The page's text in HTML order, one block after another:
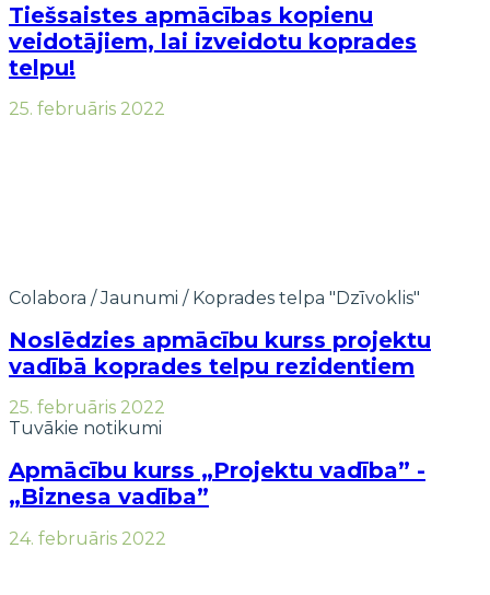
Tiešsaistes apmācības kopienu
veidotājiem, lai izveidotu koprades
telpu!
25. februāris 2022
Colabora /Jaunumi / Koprades telpa "Dzīvoklis"
Noslēdzies apmācību kurss projektu
vadībā koprades telpu rezidentiem
25. februāris 2022
Tuvākie notikumi
Apmācību kurss „Projektu vadība” -
„Biznesa vadība”
24. februāris 2022